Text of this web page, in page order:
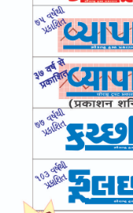
બોક્સિંગ સ્પર્ધામાં
August 06, Thu, 2026
અલ્કરાજ હજુ અનફિટ
August 06, Thu, 2026